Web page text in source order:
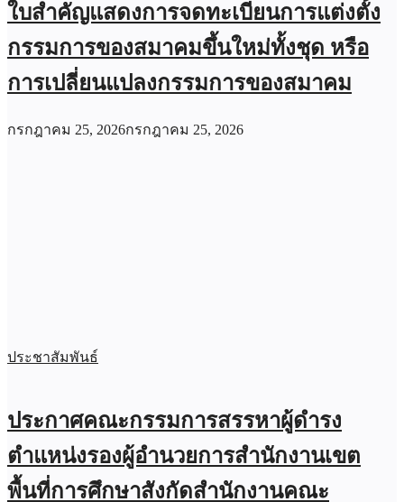
ใบสำคัญแสดงการจดทะเบียนการแต่งตั้ง
กรรมการของสมาคมขึ้นใหม่ทั้งชุด หรือ
การเปลี่ยนแปลงกรรมการของสมาคม
กรกฎาคม 25, 2026กรกฎาคม 25, 2026
ประชาสัมพันธ์
ประกาศคณะกรรมการสรรหาผู้ดำรง
ตำแหน่งรองผู้อำนวยการสำนักงานเขต
พื้นที่การศึกษาสังกัดสำนักงานคณะ